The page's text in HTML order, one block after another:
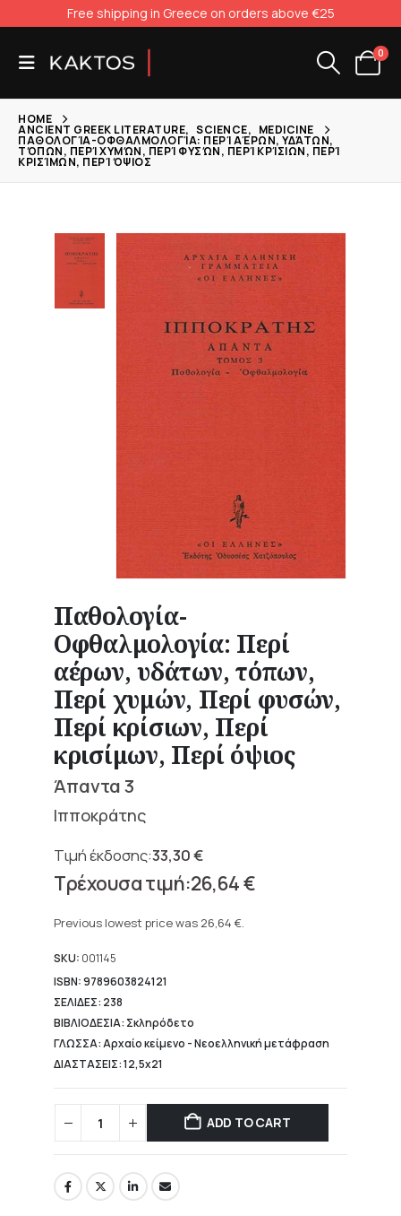
Free shipping in Greece on orders above €25
0
HOME
ANCIENT GREEK LITERATURE, SCIENCE, MEDICINE
ΠΑΘΟΛΟΓΊΑ-ΟΦΘΑΛΜΟΛΟΓΊΑ: ΠΕΡΊ ΑΈΡΩΝ, ΥΔΆΤΩΝ,
ΤΌΠΩΝ, ΠΕΡΊ ΧΥΜΏΝ, ΠΕΡΊ ΦΥΣΏΝ, ΠΕΡΊ ΚΡΊΣΙΩΝ, ΠΕΡΊ
ΚΡΙΣΊΜΩΝ, ΠΕΡΊ ΌΨΙΟΣ
Παθολογία-
Οφθαλμολογία: Περί
αέρων, υδάτων, τόπων,
Περί χυμών, Περί φυσών,
Περί κρίσιων, Περί
κρισίμων, Περί όψιος
Άπαντα 3
Ιπποκράτης
33,30€
Original
price
33,30 €.
26,64€
price
26,64 €.
Previous lowest price was 26,64 €.
SKU: 001145
ISBN: 9789603824121
ΣΕΛΙΔΕΣ: 238
ΒΙΒΛΙΟΔΕΣΙΑ: Σκληρόδετο
ΓΛΩΣΣΑ: Αρχαίο κείμενο - Νεοελληνική μετάφραση
ΔΙΑΣΤΑΣΕΙΣ: 12,5x21
ADD TO CART